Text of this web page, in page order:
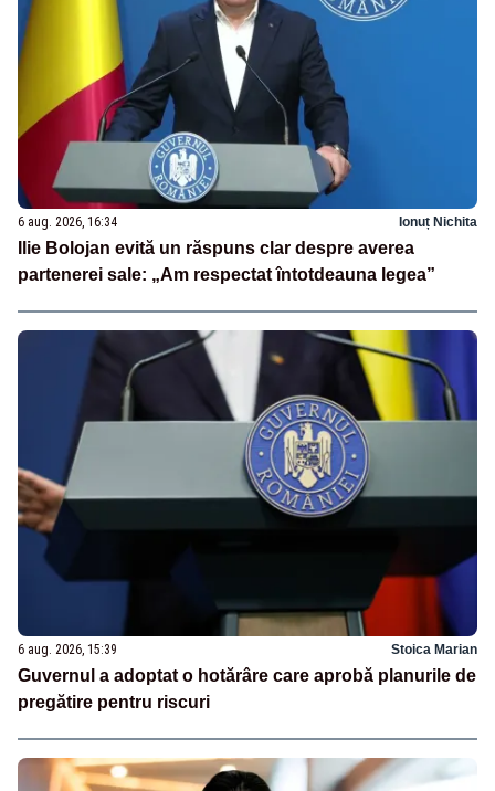
6 aug. 2026, 16:34 Ionuț Nichita
Ilie Bolojan evită un răspuns clar despre averea
partenerei sale: „Am respectat întotdeauna legea”
6 aug. 2026, 15:39 Stoica Marian
Guvernul a adoptat o hotărâre care aprobă planurile de
pregătire pentru riscuri